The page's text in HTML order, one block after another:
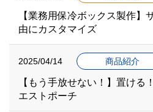
【業務用保冷ボックス製作】
由にカスタマイズ
2025/04/14 商品紹介
【もう手放せない！】置ける
エストポーチ